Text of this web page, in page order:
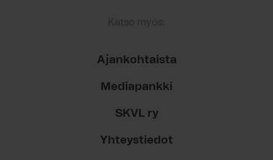
Katso myös:
Ajankohtaista
Mediapankki
SKVL ry
Yhteystiedot